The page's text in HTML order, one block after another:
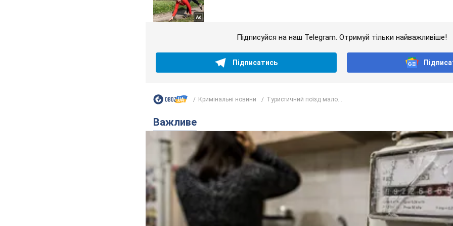
Підписуйся на наш Telegram. Отримуй тільки найважливіше!
Підписатись
Кримінальні новини Туристичний поїзд мало...
Важливе